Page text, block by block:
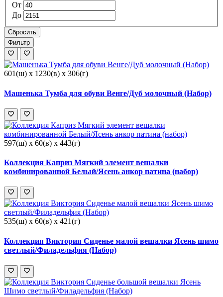
От
До
Сбросить
Фильтр
601(ш) x 1230(в) x 306(г)
Машенька Тумба для обуви Венге/Дуб молочный (Набор)
597(ш) x 60(в) x 443(г)
Коллекция Каприз Мягкий элемент вешалки
комбинированной Белый/Ясень анкор патина (набор)
535(ш) x 60(в) x 421(г)
Коллекция Виктория Сиденье малой вешалки Ясень шимо
светлый/Филадельфия (Набор)